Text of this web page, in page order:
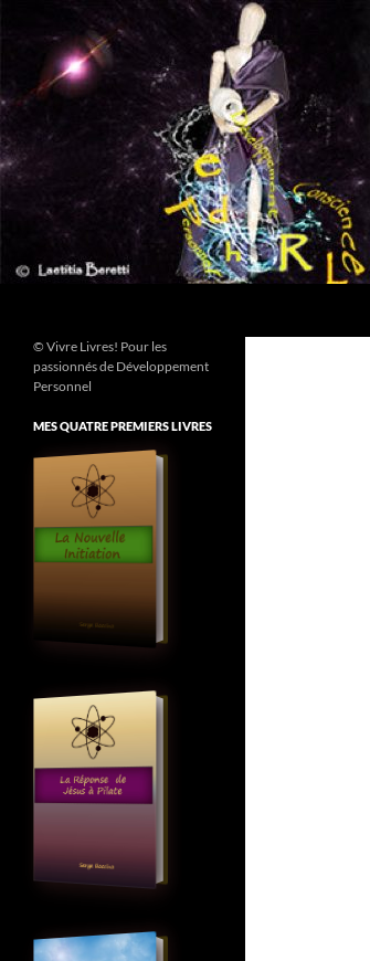
contenu
© Vivre Livres! Pour les
passionnés de Développement
Personnel
MES QUATRE PREMIERS LIVRES